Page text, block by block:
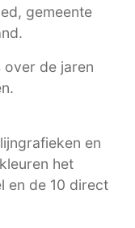
gemeente
de jaren
en
het
en de 10 direct